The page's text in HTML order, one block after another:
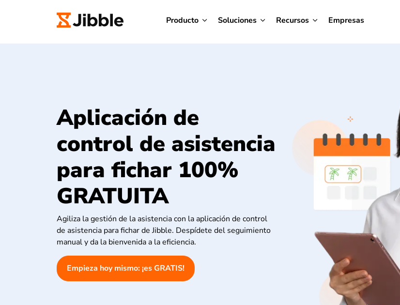
Producto Soluciones Recursos Empresas
Aplicación de
control de asistencia
para fichar 100%
GRATUITA
Agiliza la gestión de la asistencia con la aplicación de control
de asistencia para fichar de Jibble. Despídete del seguimiento
manual y da la bienvenida a la eficiencia.
Empieza hoy mismo: ¡es GRATIS!